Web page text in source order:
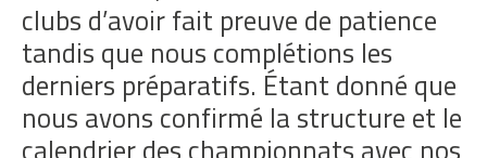
clubs d’avoir fait preuve de patience
tandis que nous complétions les
derniers préparatifs. Étant donné que
nous avons confirmé la structure et le